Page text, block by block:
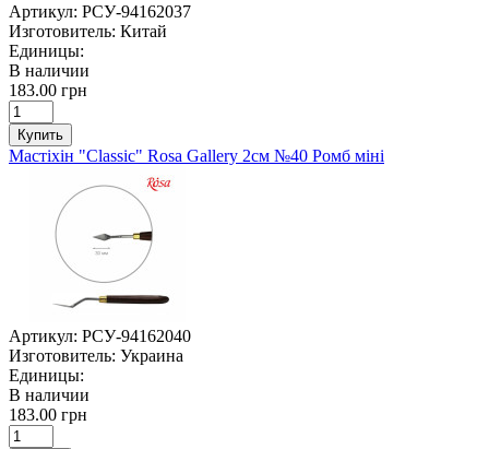
Артикул: РСУ-94162037
Изготовитель: Китай
Единицы:
В наличии
183.00 грн
Купить
Мастіхін "Classic" Rosa Gallery 2см №40 Ромб міні
Артикул: РСУ-94162040
Изготовитель: Украина
Единицы:
В наличии
183.00 грн